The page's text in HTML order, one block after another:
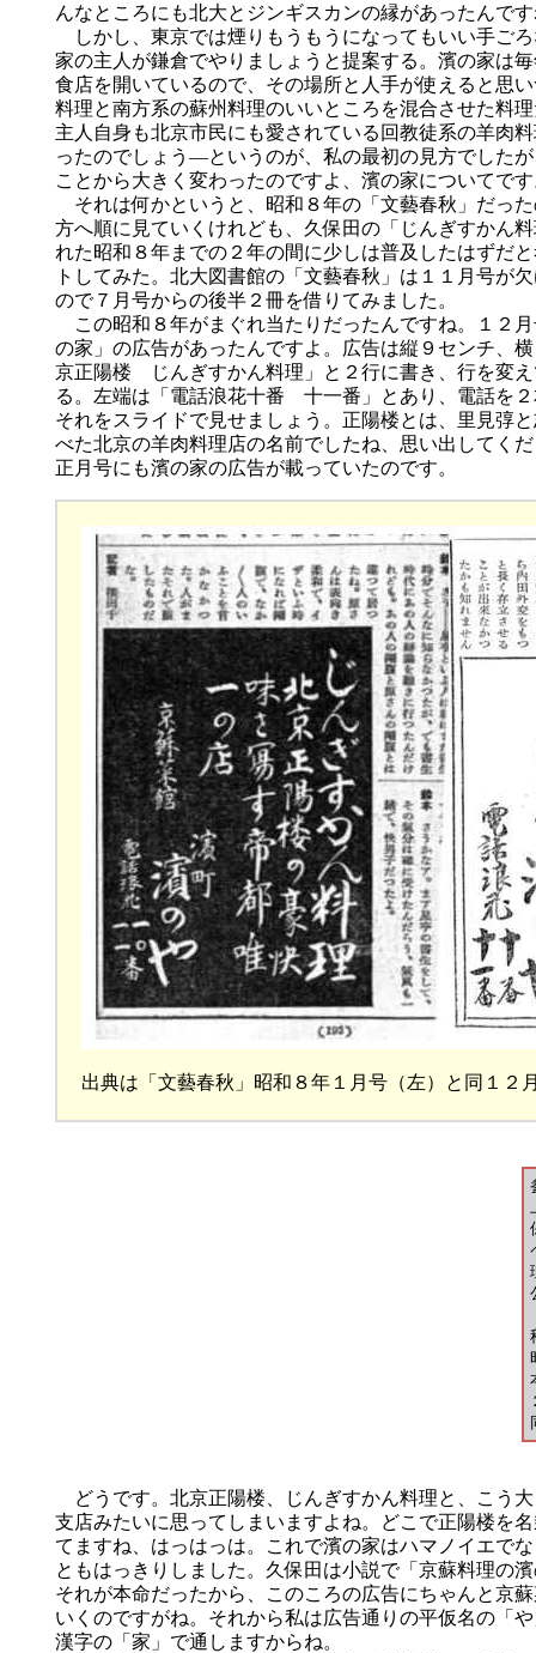
んなところにも北大とジンギスカンの縁があったんで
しかし、東京では煙りもうもうになってもいい手ご
家の主人が鎌倉でやりましょうと提案する。濱の家は
食店を開いているので、その場所と人手が使えると思
料理と南方系の蘇州料理のいいところを混合させた料
主人自身も北京市民にも愛されている回教徒系の羊肉
ったのでしょう―というのが、私の最初の見方でした
ことから大きく変わったのですよ、濱の家についてで
それは何かというと、昭和８年の「文藝春秋」だっ
方へ順に見ていくけれども、久保田の「じんぎすかん
れた昭和８年までの２年の間に少しは普及したはずだ
トしてみた。北大図書館の「文藝春秋」は１１月号が
ので７月号からの後半２冊を借りてみました。
この昭和８年がまぐれ当たりだったんですね。１２
の家」の広告があったんですよ。広告は縦９センチ、
京正陽楼 じんぎすかん料理」と２行に書き、行を
る。左端は「電話浪花十番 十一番」とあり、電話を
それをスライドで見せましょう。正陽楼とは、里見弴
べた北京の羊肉料理店の名前でしたね、思い出してく
正月号にも濱の家の広告が載っていたのです。
出典は「文藝春秋」昭和８年１月号（左）と同１２
どうです。北京正陽楼、じんぎすかん料理と、こう
支店みたいに思ってしまいますよね。どこで正陽楼を
てますね、はっはっは。これで濱の家はハマノイエで
ともはっきりしました。久保田は小説で「京蘇料理の
それが本命だったから、このころの広告にちゃんと京
いくのですがね。それから私は広告通りの平仮名の「
漢字の「家」で通しますからね。